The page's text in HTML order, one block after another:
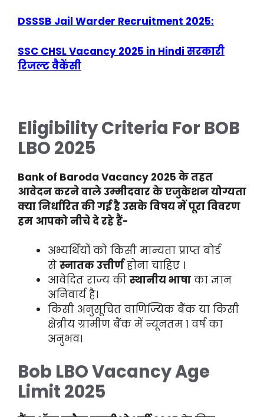
DSSSB Jail Warder Recruitment 2025:
SSC CHSL Vacancy 2025 in Hindi सरकारी
रिजल्ट वैकेंसी
Eligibility Criteria For BOB
LBO 2025
Bank of Baroda Vacancy 2025 के तहत
आवेदन करने वाले उम्मीदवार के एजुकेशन योग्यता
क्या निर्धारित की गई है उसके विषय में पूरा विवरण
हम आपको नीचे दे रहे हैं-
अभ्यर्थियों को किसी मान्यता प्राप्त बोर्ड
से स्नातक उत्तीर्णहोना चाहिए ।
आवेदित राज्य कीस्थानीय भाषा का ज्ञान
अनिवार्य है।
किसी अनुसूचित वाणिज्यिक बैंक या किसी
क्षेत्रीय ग्रामीण बैंक में न्यूनतम 1 वर्ष का
अनुभव।
Bob LBO Vacancy Age
Limit 2025